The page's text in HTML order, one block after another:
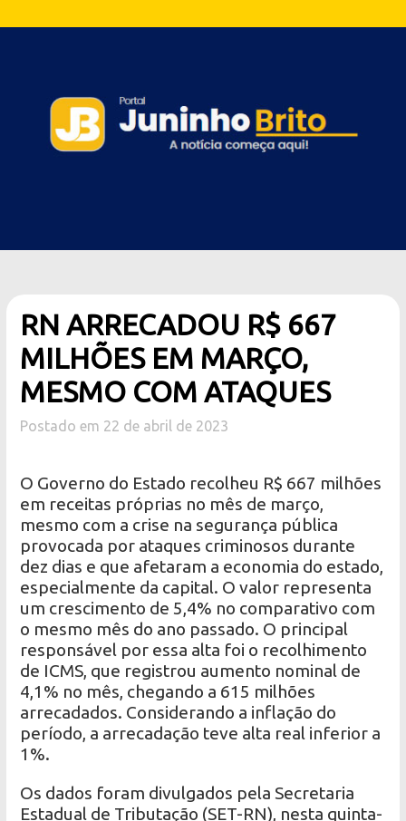
RN ARRECADOU R$ 667
MILHÕES EM MARÇO,
MESMO COM ATAQUES
Postado em 22 de abril de 2023
O Governo do Estado recolheu R$ 667 milhões
em receitas próprias no mês de março,
mesmo com a crise na segurança pública
provocada por ataques criminosos durante
dez dias e que afetaram a economia do estado,
especialmente da capital. O valor representa
um crescimento de 5,4% no comparativo com
o mesmo mês do ano passado. O principal
responsável por essa alta foi o recolhimento
de ICMS, que registrou aumento nominal de
4,1% no mês, chegando a 615 milhões
arrecadados. Considerando a inflação do
período, a arrecadação teve alta real inferior a
1%.
Os dados foram divulgados pela Secretaria
Estadual de Tributação (SET-RN), nesta quinta-